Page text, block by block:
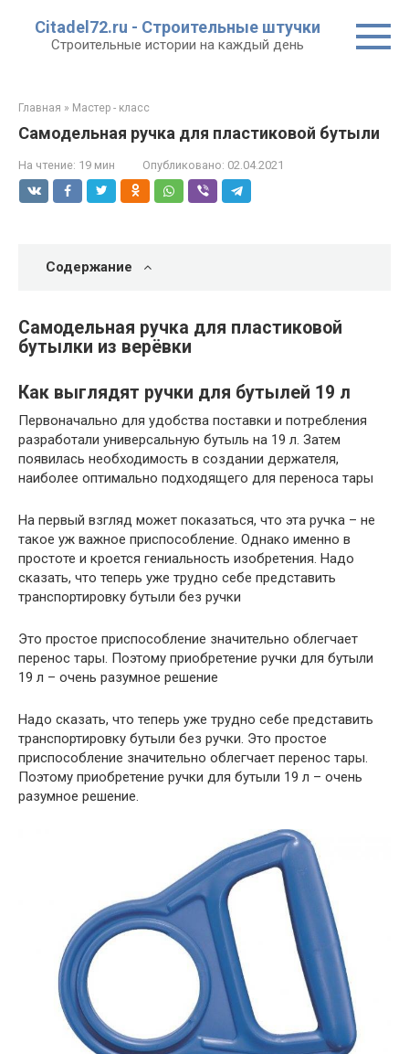
контенту
Citadel72.ru - Строительные штучки
Строительные истории на каждый день
Главная » Мастер - класс
Самодельная ручка для пластиковой бутыли
На чтение: 19 мин Опубликовано: 02.04.2021
Содержание
Самодельная ручка для пластиковой
бутылки из верёвки
Как выглядят ручки для бутылей 19 л
Первоначально для удобства поставки и потребления
разработали универсальную бутыль на 19 л. Затем
появилась необходимость в создании держателя,
наиболее оптимально подходящего для переноса тары
На первый взгляд может показаться, что эта ручка – не
такое уж важное приспособление. Однако именно в
простоте и кроется гениальность изобретения. Надо
сказать, что теперь уже трудно себе представить
транспортировку бутыли без ручки
Это простое приспособление значительно облегчает
перенос тары. Поэтому приобретение ручки для бутыли
19 л – очень разумное решение
Надо сказать, что теперь уже трудно себе представить
транспортировку бутыли без ручки. Это простое
приспособление значительно облегчает перенос тары.
Поэтому приобретение ручки для бутыли 19 л – очень
разумное решение.